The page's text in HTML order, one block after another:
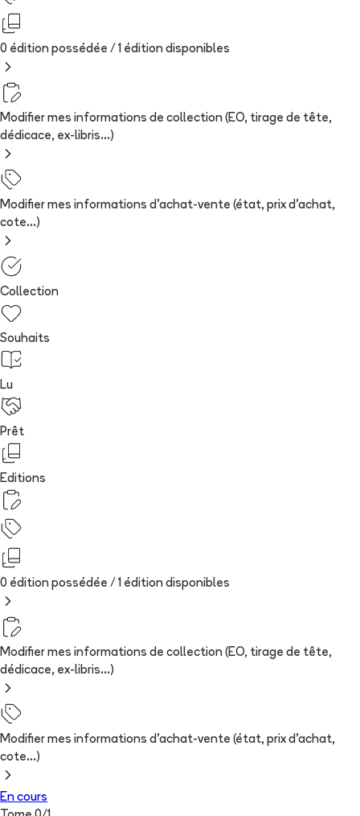
0 édition possédée / 1 édition disponibles
Modifier mes informations de collection (EO, tirage de tête,
dédicace, ex-libris...)
Modifier mes informations d'achat-vente (état, prix d'achat,
cote...)
Collection
Souhaits
Lu
Prêt
Editions
0 édition possédée / 1 édition disponibles
Modifier mes informations de collection (EO, tirage de tête,
dédicace, ex-libris...)
Modifier mes informations d'achat-vente (état, prix d'achat,
cote...)
En cours